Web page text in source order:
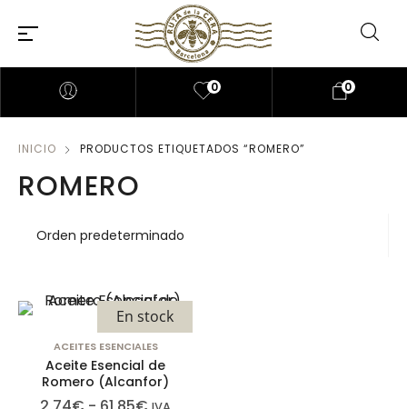
0 0
INICIO PRODUCTOS ETIQUETADOS “ROMERO”
ROMERO
En stock
ACEITES ESENCIALES
Aceite Esencial de
Romero (Alcanfor)